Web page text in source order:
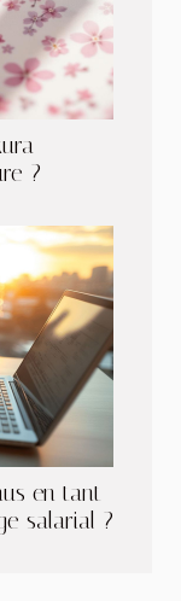
?
en tant
salarial ?